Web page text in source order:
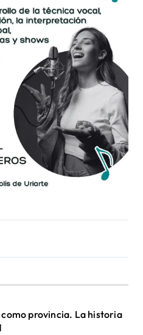
como provincia. La historia